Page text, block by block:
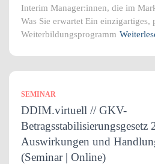
Interim Manager:innen, die im
Was Sie erwartet Ein einzigartiges,
Weiterbildungsprogramm
SEMINAR
DDIM.virtuell // GKV-
Betragsstabilisierungsgesetz
Auswirkungen und
(Seminar | Online)